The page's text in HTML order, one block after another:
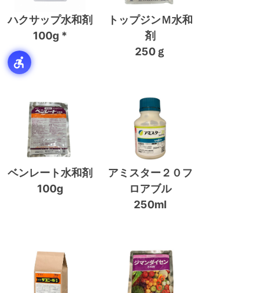
ハクサップ水和剤
100g *
トップジンＭ水和
剤
250ｇ
ベンレート水和剤
100g
アミスター２０フ
ロアブル
250ml